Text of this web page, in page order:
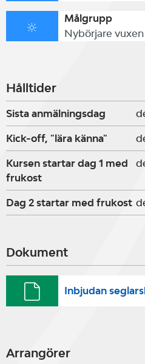
Målgrupp
Nybörjare vuxen
Hålltider
Sista anmälningsdag
Kick-off, "lära känna"
Kursen startar dag 1 med
frukost
Dag 2 startar med frukost
Dokument
Inbjudan
Arrangörer